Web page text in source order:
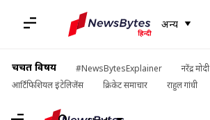
अन्य
चर्चित विषय #NewsBytesExplainer
नरेंद्र मोदी
आर्टिफिशियल इंटेलिजेंस
क्रिकेट समाचार राहुल गांधी